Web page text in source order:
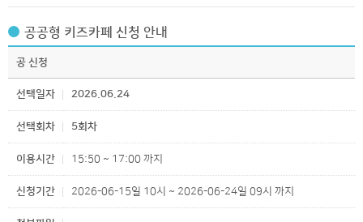
공공형 키즈카페 신청 안내
공 신청
선택일자 2026.06.24
선택회차 5회차
이용시간 15:50 ~ 17:00 까지
신청기간 2026-06-15일 10시 ~ 2026-06-24일 09시 까지